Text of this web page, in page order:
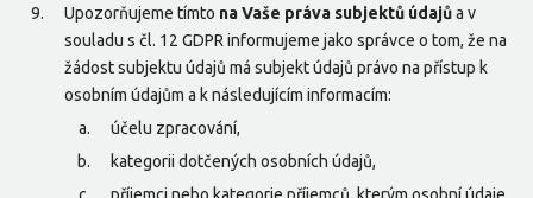
Upozorňujeme tímto na Vaše práva subjektů údajůa v
souladu s čl. 12 GDPR informujeme jako správce o tom, že na
žádost subjektu údajů má subjekt údajů právo na přístup k
osobním údajům a k následujícím informacím:
účelu zpracování,
kategorii dotčených osobních údajů,